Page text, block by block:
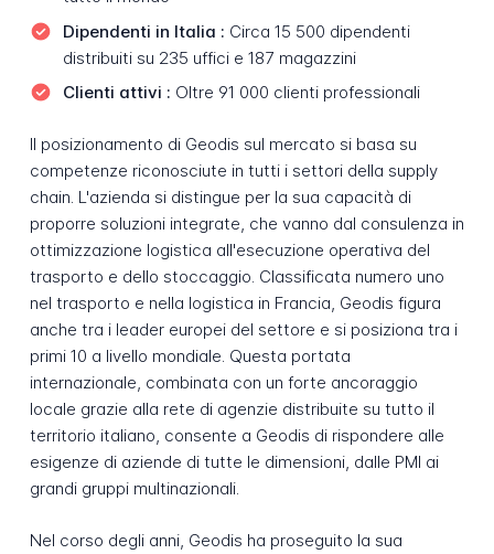
Dipendenti in Italia : Circa 15 500 dipendenti
distribuiti su 235 uffici e 187 magazzini
Clienti attivi : Oltre 91 000 clienti professionali
Il posizionamento di Geodis sul mercato si basa su
competenze riconosciute in tutti i settori della supply
chain. L'azienda si distingue per la sua capacità di
proporre soluzioni integrate, che vanno dal consulenza in
ottimizzazione logistica all'esecuzione operativa del
trasporto e dello stoccaggio. Classificata numero uno
nel trasporto e nella logistica in Francia, Geodis figura
anche tra i leader europei del settore e si posiziona tra i
primi 10 a livello mondiale. Questa portata
internazionale, combinata con un forte ancoraggio
locale grazie alla rete di agenzie distribuite su tutto il
territorio italiano, consente a Geodis di rispondere alle
esigenze di aziende di tutte le dimensioni, dalle PMI ai
grandi gruppi multinazionali.
Nel corso degli anni, Geodis ha proseguito la sua